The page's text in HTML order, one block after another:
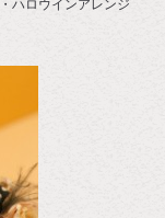
ハロウインアレンジ